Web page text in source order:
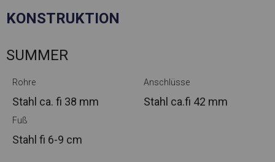
KONSTRUKTION
SUMMER
Rohre
Stahl ca. fi 38 mm
Anschlüsse
Stahl ca.fi 42 mm
Fuß
Stahl fi 6-9 cm